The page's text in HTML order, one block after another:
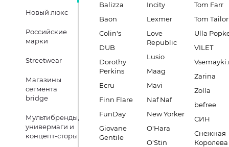
Новый люкс
Российские
марки
Streetwear
Магазины
сегмента
bridge
Мультибренды,
универмаги и
концепт-сторы
Balizza
Baon
Colin's
DUB
Dorothy
Perkins
Ecru
Finn Flare
FunDay
Giovane
Gentile
Incity
Lexmer
Love
Republic
Lusio
Maag
Mavi
Naf Naf
New Yorker
O'Hara
O'Stin
Tom Farr
Tom Tailor
Ulla
VILET
Zarina
Zolla
befree
СИН
Снежная
Королева